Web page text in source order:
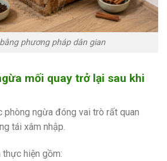
phương pháp dân gian
mối quay trở lại sau khi
phòng ngừa đóng vai trò rất quan
tái xâm nhập.
hiện gồm: